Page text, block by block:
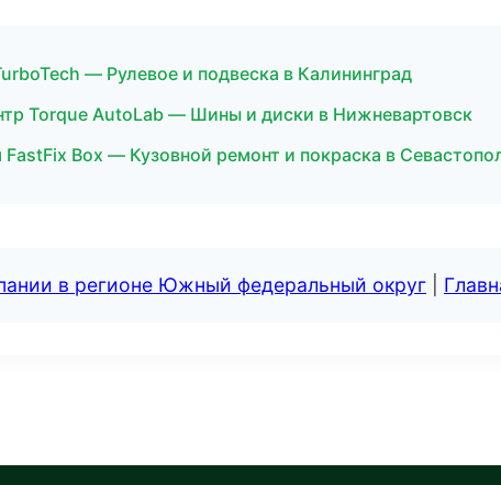
— Рулевое и подвеска в Калининград
Torque AutoLab — Шины и диски в Нижневартовск
FastFix Box — Кузовной ремонт и покраска в
в регионе Южный федеральный округ